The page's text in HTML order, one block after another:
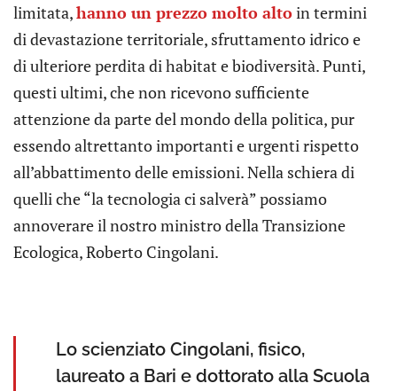
limitata,hanno un prezzo molto altoin termini
di devastazione territoriale, sfruttamento idrico e
di ulteriore perdita di habitat e biodiversità. Punti,
questi ultimi, che non ricevono sufficiente
attenzione da parte del mondo della politica, pur
essendo altrettanto importanti e urgenti rispetto
all’abbattimento delle emissioni. Nella schiera di
quelli che “la tecnologia ci salverà” possiamo
annoverare il nostro ministro della Transizione
Ecologica, Roberto Cingolani.
Lo scienziato Cingolani, fisico,
laureato a Bari e dottorato alla Scuola